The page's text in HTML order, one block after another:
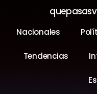
Nacionales
Tendencias